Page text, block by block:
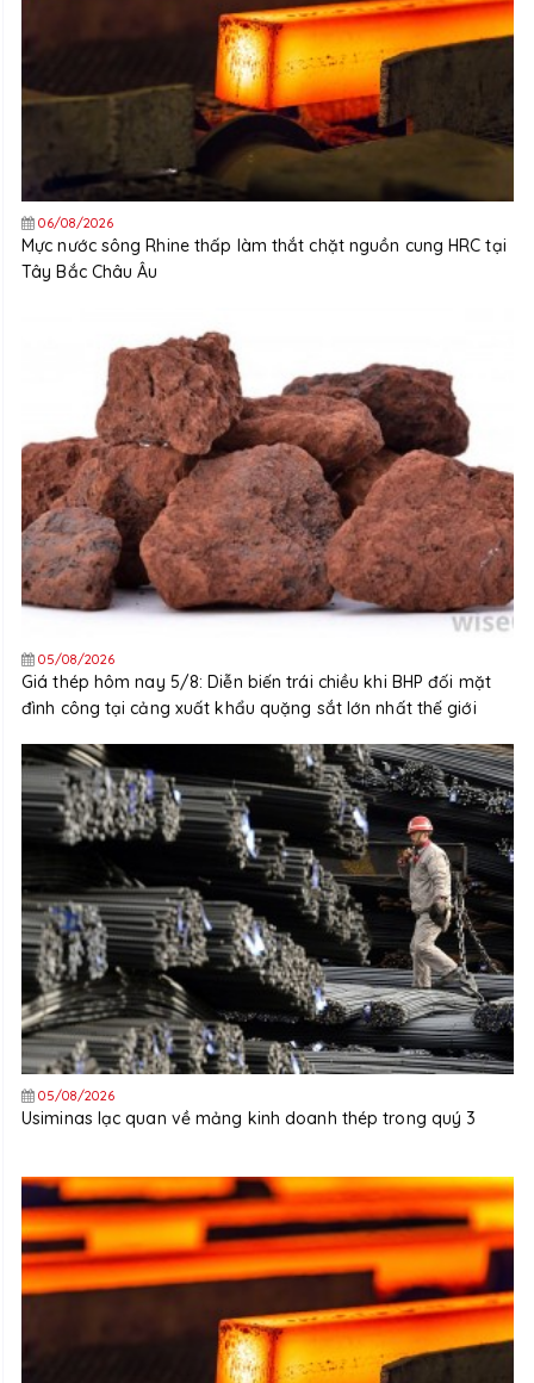
06/08/2026
Mực nước sông Rhine thấp làm thắt chặt nguồn cung HRC tại
Tây Bắc Châu Âu
05/08/2026
Giá thép hôm nay 5/8: Diễn biến trái chiều khi BHP đối mặt
đình công tại cảng xuất khẩu quặng sắt lớn nhất thế giới
05/08/2026
Usiminas lạc quan về mảng kinh doanh thép trong quý 3